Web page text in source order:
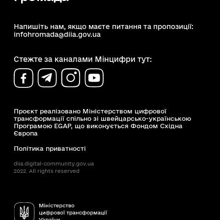
Напишіть нам, якщо маєте питання та пропозиції:
infohromada@diia.gov.ua
Стежте за каналами Мінцифри тут:
Проєкт реалізовано Міністерством цифрової
трансформації спільно зі швейцарсько-українською
Програмою EGAP, що виконується Фондом Східна
Європа
Політика приватності
diia.digital-community.gov.ua
2022. All rights reserved